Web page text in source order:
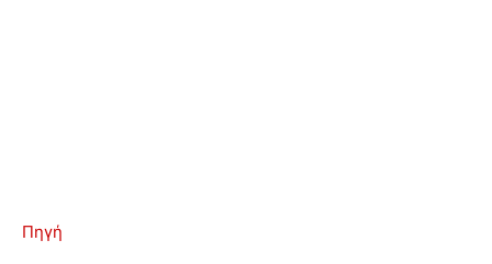
Πηγή